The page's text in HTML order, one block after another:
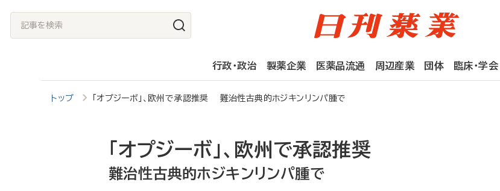
記
事
行政・政治 製薬企業 医薬品流通 周辺産業 団体 臨床・学会
トップ 「オプジーボ」、欧州で承認推奨 難治性古典的ホジキンリンパ腫で
「オプジーボ」、欧州で承認推奨
難治性古典的ホジキンリンパ腫で